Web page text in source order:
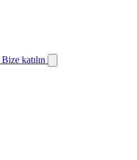
Bize katılın